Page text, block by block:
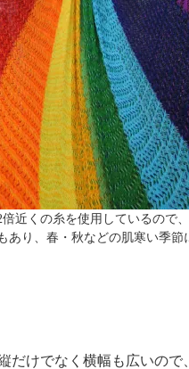
近くの糸を使用しているので
あり、春・秋などの肌寒い季節
だけでなく横幅も広いので